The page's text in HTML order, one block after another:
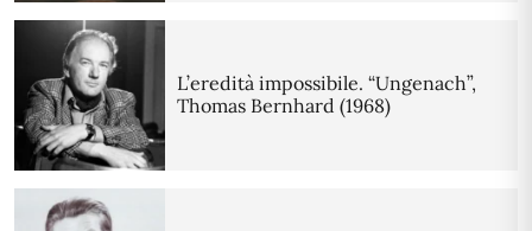
L’eredità impossibile. “Ungenach”,
Thomas Bernhard (1968)